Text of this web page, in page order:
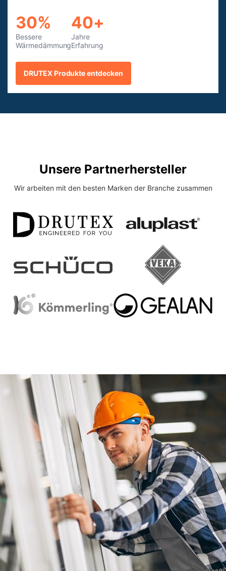
30%
Bessere
Wärmedämmung
40+
Jahre
Erfahrung
DRUTEX Produkte entdecken
Unsere Partnerhersteller
Wir arbeiten mit den besten Marken der Branche zusammen